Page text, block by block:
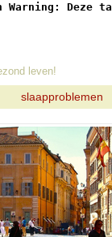
Warning: Deze
leven!
slaapproblemen